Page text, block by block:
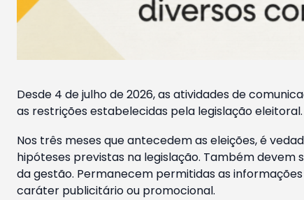
Desde 4 de julho de 2026, as atividades de
as restrições estabelecidas pela legislação eleitoral.
Nos três meses que antecedem as eleições, é
hipóteses previstas na legislação. Também
da gestão. Permanecem permitidas as
caráter publicitário ou promocional.